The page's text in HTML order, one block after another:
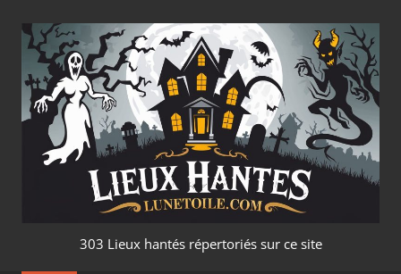
contenu
LIEUX
303 Lieux hantés répertoriés sur ce site